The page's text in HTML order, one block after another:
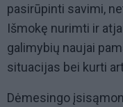
pasirūpinti savimi,
Išmokę nurimti ir
galimybių naujai
situacijas bei kurti
Dėmesingo